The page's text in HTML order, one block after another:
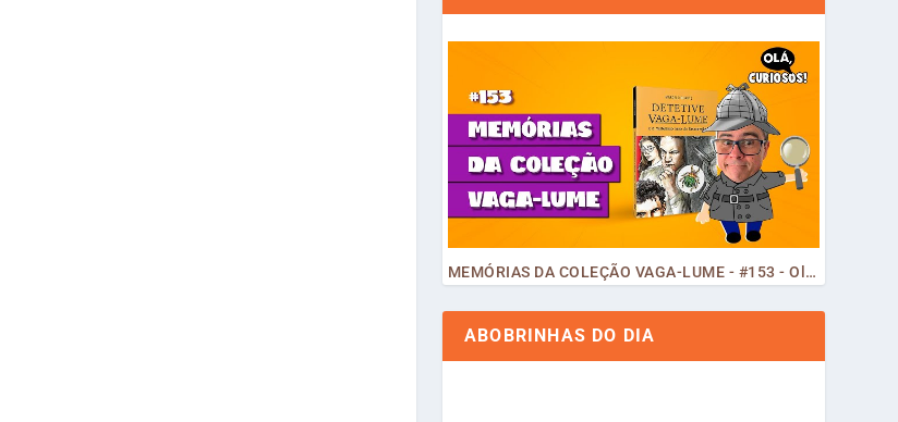
MEMÓRIAS DA COLEÇÃO VAGA-LUME - #153 - Olá, Curiosos! 2023
ABOBRINHAS DO DIA